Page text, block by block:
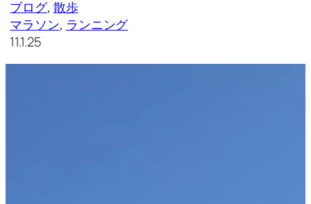
ブログ, 散歩
マラソン, ランニング
11.1.25